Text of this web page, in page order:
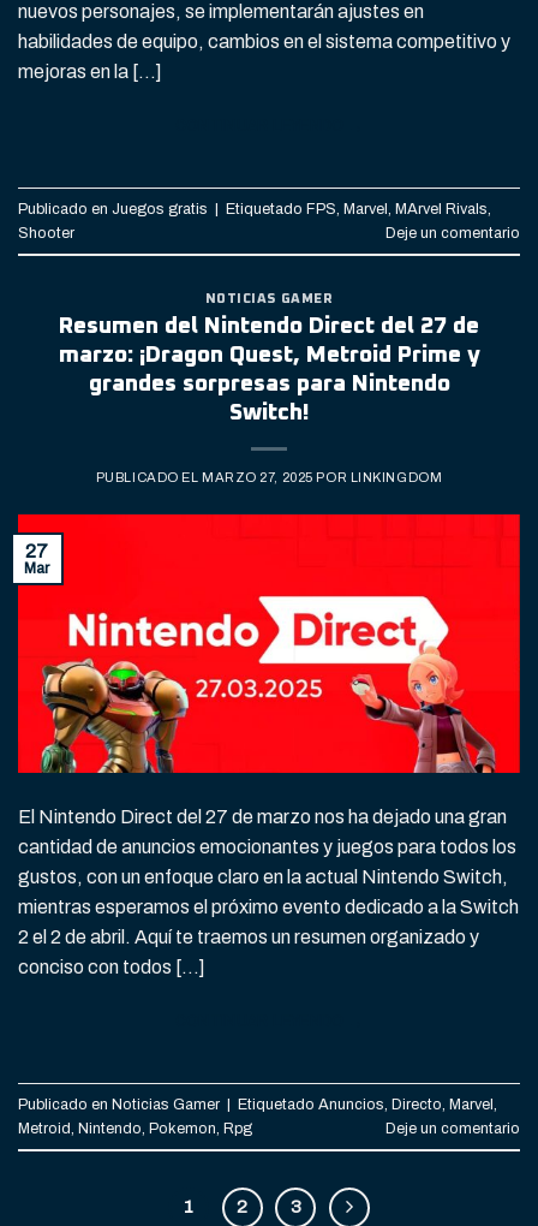
nuevos personajes, se implementarán ajustes en
habilidades de equipo, cambios en el sistema competitivo y
mejoras en la […]
Publicado en Juegos gratis | Etiquetado FPS Marvel MArvel Rivals
Shooter
Deje un comentario
NOTICIAS GAMER
Resumen del Nintendo Direct del 27 de
marzo: ¡Dragon Quest, Metroid Prime y
grandes sorpresas para Nintendo
Switch!
PUBLICADO EL MARZO 27, 2025 POR LINKINGDOM
27
Mar
El Nintendo Direct del 27 de marzo nos ha dejado una gran
cantidad de anuncios emocionantes y juegos para todos los
gustos, con un enfoque claro en la actual Nintendo Switch,
mientras esperamos el próximo evento dedicado a la Switch
2 el 2 de abril. Aquí te traemos un resumen organizado y
conciso con todos […]
Publicado en Noticias Gamer | Etiquetado Anuncios Directo Marvel
Metroid Nintendo Pokemon Rpg Deje un comentario
1 2 3